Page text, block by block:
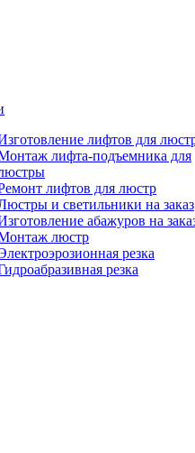
лифтов для
лифта-подъемника для
лифтов для люстр
и светильники на заказ
абажуров на
люстр
резка
резка